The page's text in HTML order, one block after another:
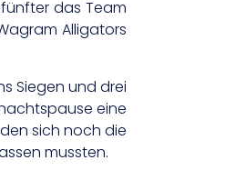
das Team
Alligators
Siegen und drei
eine
sich noch die
mussten.